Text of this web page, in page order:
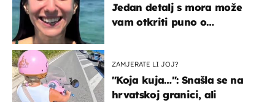
Jedan detalj s mora može
vam otkriti puno o
ZAMJERATE LI JOJ?
"Koja kuja…": Snašla se na
hrvatskoj granici, ali